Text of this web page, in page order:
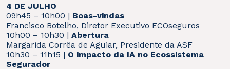
4 DE JULHO
09h45 – 10h00 | Boas-vindas
Francisco Botelho, Diretor Executivo ECOseguros
10h00 – 10h30 | Abertura
Margarida Corrêa de Aguiar, Presidente da ASF
10h30 – 11h15 | O impacto da IA no Ecossistema
Segurador